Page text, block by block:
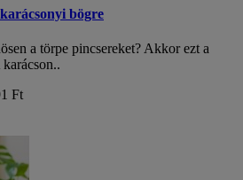
bögre
a törpe pincsereket? Akkor ezt a
Ft